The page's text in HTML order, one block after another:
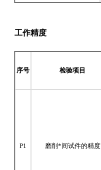
工作精度
序号 检验项目
P1 磨削*间试件的精度